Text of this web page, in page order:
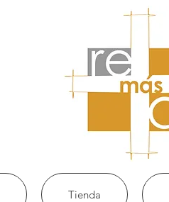
Tienda